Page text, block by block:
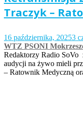
Traczyk –
16 października, 20253
WTZ PSONI
Redaktorzy Radio
audycji na żywo mieli
– Ratownik Medyczną